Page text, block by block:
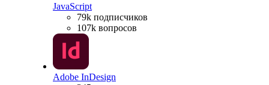
JavaScript
79k подписчиков
107k вопросов
Adobe InDesign